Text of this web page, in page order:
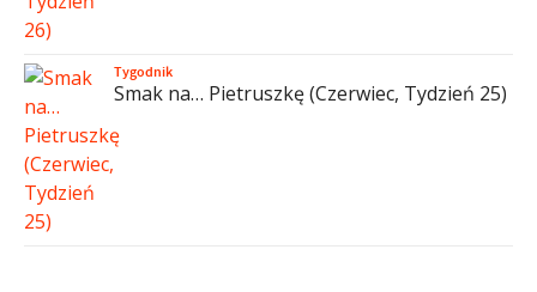
Tygodnik
Smak na… Pietruszkę (Czerwiec, Tydzień 25)